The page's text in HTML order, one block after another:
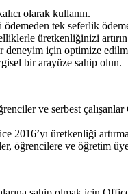
olarak kullanın.
tek seferlik
üretkenliğinizi
deneyim için optimize
bir arayüze sahip olun.
ve serbest
2016’yı üretkenliği
öğrencilere ve öğretim